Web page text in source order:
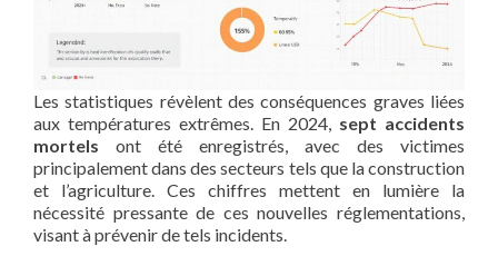
Les statistiques révèlent des conséquences graves liées
aux températures extrêmes. En 2024, sept accidents
mortels ont été enregistrés, avec des victimes
principalement dans des secteurs tels que la construction
et l’agriculture. Ces chiffres mettent en lumière la
nécessité pressante de ces nouvelles réglementations,
visant à prévenir de tels incidents.